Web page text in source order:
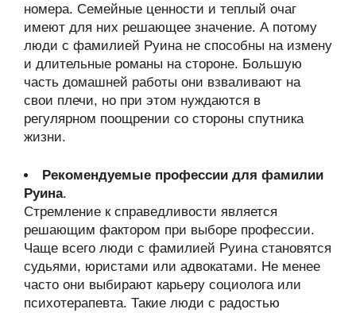
номера. Семейные ценности и теплый очаг
имеют для них решающее значение. А потому
люди с фамилией Руина не способны на измену
и длительные романы на стороне. Большую
часть домашней работы они взваливают на
свои плечи, но при этом нуждаются в
регулярном поощрении со стороны спутника
жизни.
Рекомендуемые профессии для фамилии
Руина.
Стремление к справедливости является
решающим фактором при выборе профессии.
Чаще всего люди с фамилией Руина становятся
судьями, юристами или адвокатами. Не менее
часто они выбирают карьеру социолога или
психотерапевта. Такие люди с радостью